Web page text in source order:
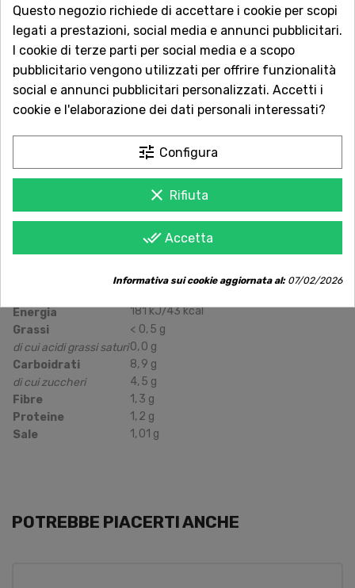
Servizio Clienti sempre con te
Contattaci online oppure chiama per
qualsiasi informazione.
Ingredienti:
Polpa di Pomodoro (45%), acqua, peperoncini jalapeno
(6,5%), concentrato di pomodoro (4%), amido modificato
di mais, cipolla disidratata 2%, sale, zucchero, spezie:
(pepe di cayenna, paprica); aceto, correttore di acidita':
(acido citrico), estratto di peperoncino.
Valori Nutrizionali Medi (per
Energia
181kJ/43kcal
Grassi
< 0,5 g
di cui acidi grassi saturi0,0 g
Carboidrati
8,9 g
di cui zuccheri
4,5 g
Fibre
1,3 g
Proteine
1,2 g
Sale
1,01 g
POTREBBE PIACERTI ANCHE
Questo negozio richiede di accettare i cookie per scopi
legati a prestazioni, social media e annunci pubblicitari.
I cookie di terze parti per social media e a scopo
pubblicitario vengono utilizzati per offrire funzionalità
social e annunci pubblicitari personalizzati. Accetti i
cookie e l'elaborazione dei dati personali interessati?
tune Configura
clear Rifiuta
done_all Accetta
Informativa sui cookie aggiornata al:07/02/2026